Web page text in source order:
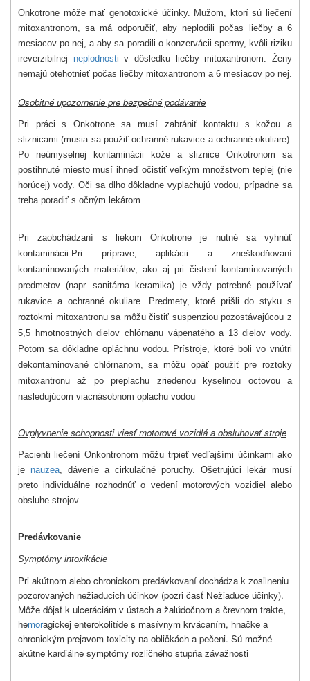
Onkotrone môže mať genotoxické účinky. Mužom, ktorí sú liečení
mitoxantronom, sa má odporučiť, aby neplodili počas liečby a 6
mesiacov po nej, a aby sa poradili o konzervácii spermy, kvôli riziku
ireverzibilnej neplodnosti v dôsledku liečby mitoxantronom. Ženy
nemajú otehotnieť počas liečby mitoxantronom a 6 mesiacov po nej.
Osobitné upozornenie pre bezpečné podávanie
Pri práci s Onkotrone sa musí zabrániť kontaktu s kožou a
sliznicami (musia sa použiť ochranné rukavice a ochranné okuliare).
Po neúmyselnej kontaminácii kože a sliznice Onkotronom sa
postihnuté miesto musí ihneď očistiť veľkým množstvom teplej (nie
horúcej) vody. Oči sa dlho dôkladne vyplachujú vodou, prípadne sa
treba poradiť s očným lekárom.
Pri zaobchádzaní s liekom Onkotrone je nutné sa vyhnúť
kontaminácii. Pri príprave, aplikácii a zneškodňovaní
kontaminovaných materiálov, ako aj pri čistení kontaminovaných
predmetov (napr. sanitárna keramika) je vždy potrebné používať
rukavice a ochranné okuliare. Predmety, ktoré prišli do styku s
roztokmi mitoxantronu sa môžu čistiť suspenziou pozostávajúcou z
5,5 hmotnostných dielov chlórnanu vápenatého a 13 dielov vody.
Potom sa dôkladne opláchnu vodou. Prístroje, ktoré boli vo vnútri
dekontaminované chlórnanom, sa môžu opäť použiť pre roztoky
mitoxantronu až po preplachu zriedenou kyselinou octovou a
nasledujúcom viacnásobnom oplachu vodou
Ovplyvnenie schopnosti viesť motorové vozidlá a obsluhovať stroje
Pacienti liečení Onkontronom môžu trpieť vedľajšími účinkami ako
je nauzea , dávenie a cirkulačné poruchy. Ošetrujúci lekár musí
preto individuálne rozhodnúť o vedení motorových vozidiel alebo
obsluhe strojov.
Predávkovanie
Symptómy intoxikácie
Pri akútnom alebo chronickom predávkovaní dochádza k zosilneniu
pozorovaných nežiaducich účinkov (pozri časť Nežiaduce účinky).
Môže dôjsť k ulceráciám v ústach a žalúdočnom a črevnom trakte,
hemoragickej enterokolitíde s masívnym krvácaním, hnačke a
chronickým prejavom toxicity na obličkách a pečeni. Sú možné
akútne kardiálne symptómy rozličného stupňa závažnosti